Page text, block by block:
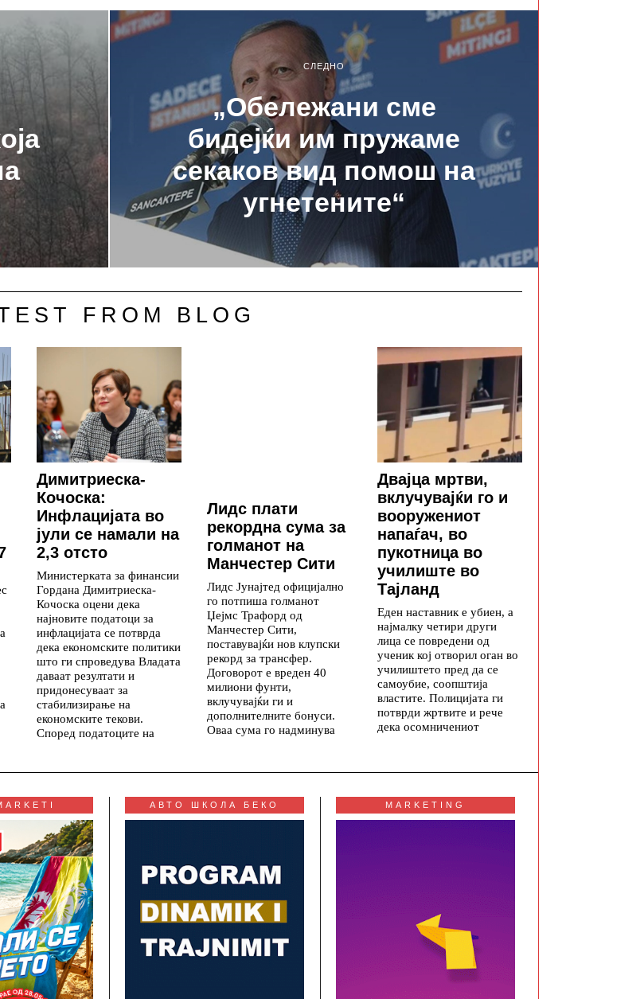
СЛЕДНО
„Oбележани сме
бидејќи им пружаме
секаков вид помош на
угнетените“
FROM BLOG
Димитриеска-
Кочоска:
Инфлацијата во
јули се намали на
2,3 отсто
Министерката за финансии
Гордана Димитриеска-
Кочоска оцени дека
најновите податоци за
инфлацијата се потврда
дека економските политики
што ги спроведува Владата
даваат резултати и
придонесуваат за
стабилизирање на
економските текови.
Според податоците на
Лидс плати
рекордна сума за
голманот на
Манчестер Сити
Лидс Јунајтед официјално
го потпиша голманот
Џејмс Трафорд од
Манчестер Сити,
поставувајќи нов клупски
рекорд за трансфер.
Договорот е вреден 40
милиони фунти,
вклучувајќи ги и
дополнителните бонуси.
Оваа сума го надминува
Двајца мртви,
вклучувајќи го и
вооружениот
напаѓач, во
пукотница во
училиште во
Тајланд
Еден наставник е убиен, а
најмалку четири други
лица се повредени од
ученик кој отворил оган во
училиштето пред да се
самоубие, соопштија
властите. Полицијата ги
потврди жртвите и рече
дека осомничениот
АВТО ШКОЛА БЕКО MARKETING